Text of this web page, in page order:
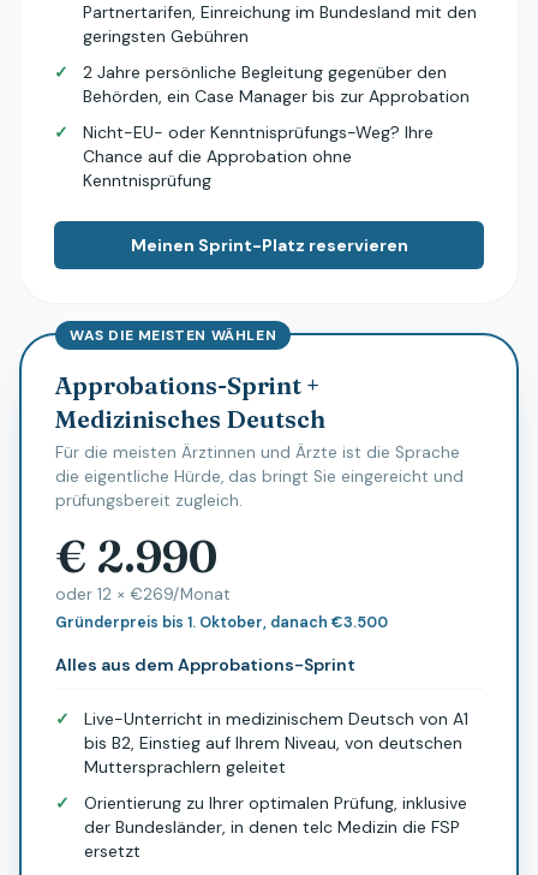
Partnertarifen, Einreichung im Bundesland mit den
geringsten Gebühren
✓
2 Jahre persönliche Begleitung gegenüber den
Behörden, ein Case Manager bis zur Approbation
✓
Nicht-EU- oder Kenntnisprüfungs-Weg? Ihre
Chance auf die Approbation ohne
Kenntnisprüfung
Meinen Sprint-Platz reservieren
WAS DIE MEISTEN WÄHLEN
Approbations-Sprint +
Medizinisches Deutsch
Für die meisten Ärztinnen und Ärzte ist die Sprache
die eigentliche Hürde, das bringt Sie eingereicht und
prüfungsbereit zugleich.
€ 2.990
oder 12 × €269/Monat
Gründerpreis bis 1. Oktober, danach €3.500
Alles aus dem Approbations-Sprint
✓
Live-Unterricht in medizinischem Deutsch von A1
bis B2, Einstieg auf Ihrem Niveau, von deutschen
Muttersprachlern geleitet
✓
Orientierung zu Ihrer optimalen Prüfung, inklusive
der Bundesländer, in denen telc Medizin die FSP
ersetzt